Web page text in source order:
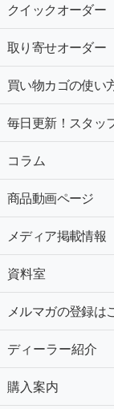
クイックオーダー
取り寄せオーダー
買い物カゴの使い
毎日更新！スタッ
コラム
商品動画ページ
メディア掲載情報
資料室
メルマガの登録は
ディーラー紹介
購入案内